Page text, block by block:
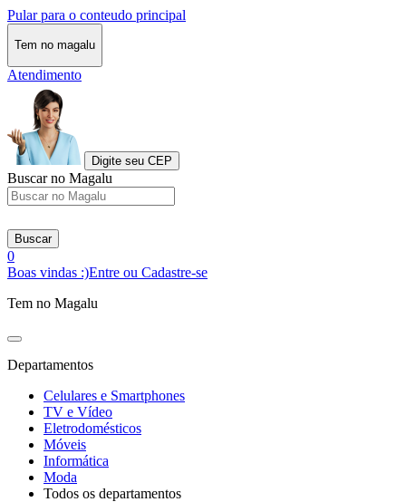
Pular para o conteudo principal
Tem no magalu
Atendimento
Digite seu CEP
Buscar no Magalu
Buscar
0
Boas vindas :)Entre ou Cadastre-se
Tem no Magalu
Departamentos
Celulares e Smartphones
TV e Vídeo
Eletrodomésticos
Móveis
Informática
Moda
Todos os departamentos